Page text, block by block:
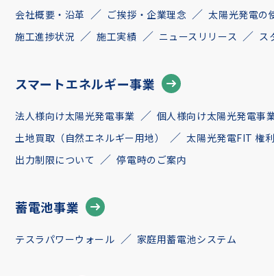
会社概要・沿革 ご挨拶・企業理念 太陽光発電の
施工進捗状況
施工実績 ニュースリリース ス
スマートエネルギー事業
法人様向け太陽光発電事業 個人様向け太陽光発電事
土地買取（自然エネルギー用地）
太陽光発電FIT 権
出力制限について
停電時のご案内
蓄電池事業
テスラパワーウォール 家庭用蓄電池システム